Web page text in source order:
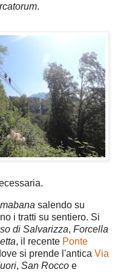
.
salendo su
i tratti su sentiero. Si
di Salvarizza, Forcella
, il recente Ponte
si prende l'antica Via
, San Rocco e